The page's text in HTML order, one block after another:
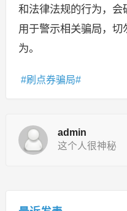
和法律法规的行为，会
用于警示相关骗局，
为。
刷点券骗局
admin
这个人很神秘